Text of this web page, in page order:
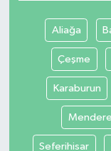
Aliağa
Çeşme
Karaburun
Seferihisar